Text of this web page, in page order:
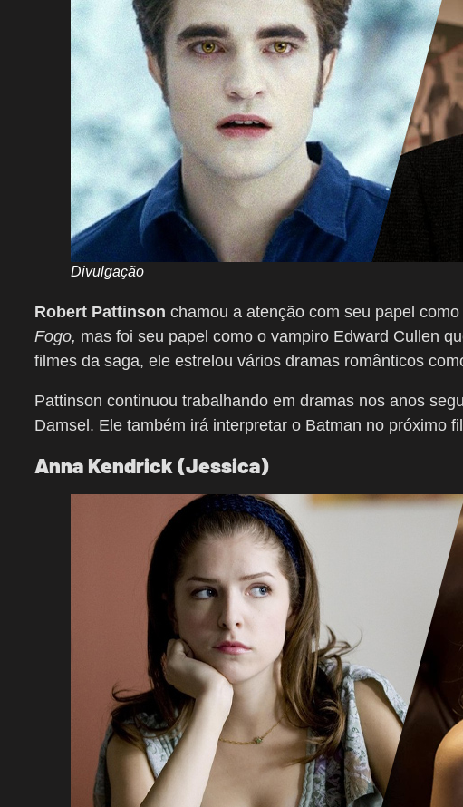
Divulgação
Robert Pattinson chamou a atenção com seu papel
Fogo, mas foi seu papel como o vampiro Edward Cullen
filmes da saga, ele estrelou vários dramas românticos
Pattinson continuou trabalhando em dramas nos anos
Damsel. Ele também irá interpretar o Batman no próximo
Anna Kendrick (Jessica)